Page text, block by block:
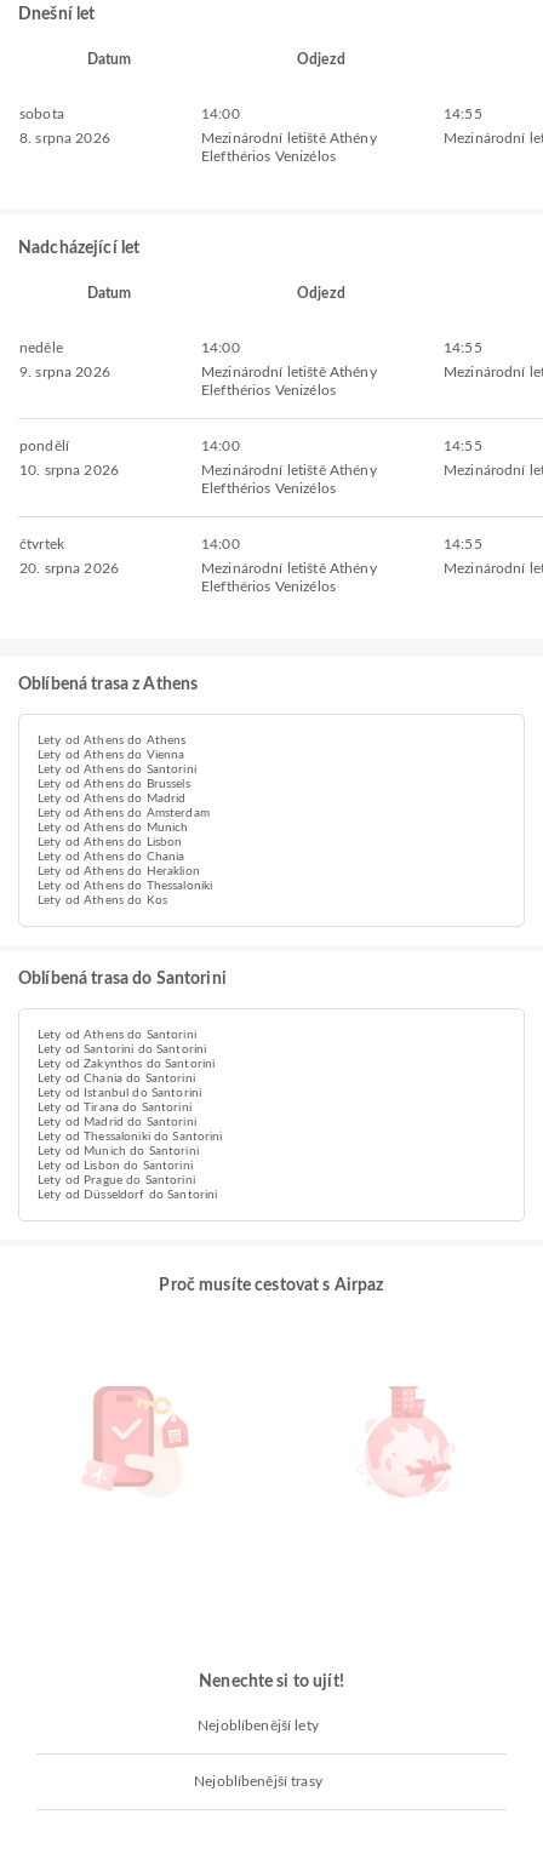
Dnešní let
Datum Odjezd
sobota
8. srpna 2026
14:00
Mezinárodní letiště Athény
Elefthérios Venizélos
14:55
Mezinárodní
Nadcházející let
Datum Odjezd
neděle
9. srpna 2026
14:00
Mezinárodní letiště Athény
Elefthérios Venizélos
14:55
Mezinárodní
pondělí
10. srpna 2026
14:00
Mezinárodní letiště Athény
Elefthérios Venizélos
14:55
Mezinárodní
čtvrtek
20. srpna 2026
14:00
Mezinárodní letiště Athény
Elefthérios Venizélos
14:55
Mezinárodní
Oblíbená trasa z Athens
Lety od Athens do Athens
Lety od Athens do Vienna
Lety od Athens do Santorini
Lety od Athens do Brussels
Lety od Athens do Madrid
Lety od Athens do Amsterdam
Lety od Athens do Munich
Lety od Athens do Lisbon
Lety od Athens do Chania
Lety od Athens do Heraklion
Lety od Athens do Thessaloniki
Lety od Athens do Kos
Oblíbená trasa do Santorini
Lety od Athens do Santorini
Lety od Santorini do Santorini
Lety od Zakynthos do Santorini
Lety od Chania do Santorini
Lety od Istanbul do Santorini
Lety od Tirana do Santorini
Lety od Madrid do Santorini
Lety od Thessaloniki do Santorini
Lety od Munich do Santorini
Lety od Lisbon do Santorini
Lety od Prague do Santorini
Lety od Düsseldorf do Santorini
Proč musíte cestovat s Airpaz
Nenechte si to ujít!
Nejoblíbenější lety
Nejoblíbenější trasy